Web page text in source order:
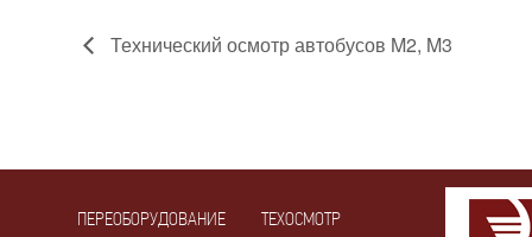
Технический осмотр автобусов M2, M3
ПЕРЕОБОРУДОВАНИЕ
ТЕХОСМОТР